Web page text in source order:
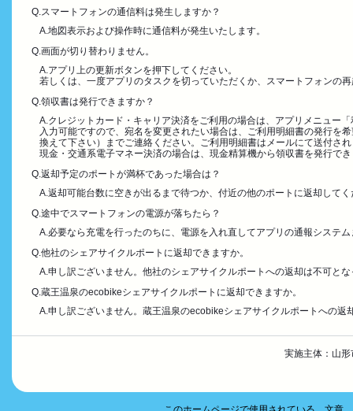
Q.スマートフォンの通信料は発生しますか？
A.地図表示および操作時に通信料が発生いたします。
Q.画面が切り替わりません。
A.アプリ上の更新ボタンを押下してください。
若しくは、一度アプリのタスクを切っていただくか、スマートフォンの
Q.領収書は発行できますか？
A.クレジットカード・キャリア決済をご利用の場合は、アプリメニュー
入力可能ですので、宛名を変更されたい場合は、ご利用明細書の発行
換えて下さい）までご連絡ください。ご利用明細書はメールにて送付さ
現金・交通系電子マネー決済の場合は、現金精算機から領収書を発行で
Q.返却予定のポートが満杯であった場合は？
A.返却可能台数に空きが出るまで待つか、付近の他のポートに返却して
Q.途中でスマートフォンの電源が落ちたら？
A.必要なら充電を行ったのちに、電源を入れ直してアプリの通報システ
Q.他社のシェアサイクルポートに返却できますか。
A.申し訳ございません。他社のシェアサイクルポートへの返却は不可と
Q.蔵王温泉のecobikeシェアサイクルポートに返却できますか。
A.申し訳ございません。蔵王温泉のecobikeシェアサイクルポートへの返
実施主体：山